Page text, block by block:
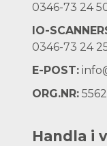
0346-73 24
IO-
0346-73 24
E-POST:
ORG.NR:
Handla i